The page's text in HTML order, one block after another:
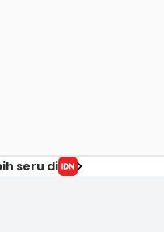
seru di